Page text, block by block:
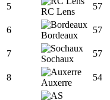
5
RC Lens
57
6
Bordeaux
57
7
Sochaux
57
8
Auxerre
54